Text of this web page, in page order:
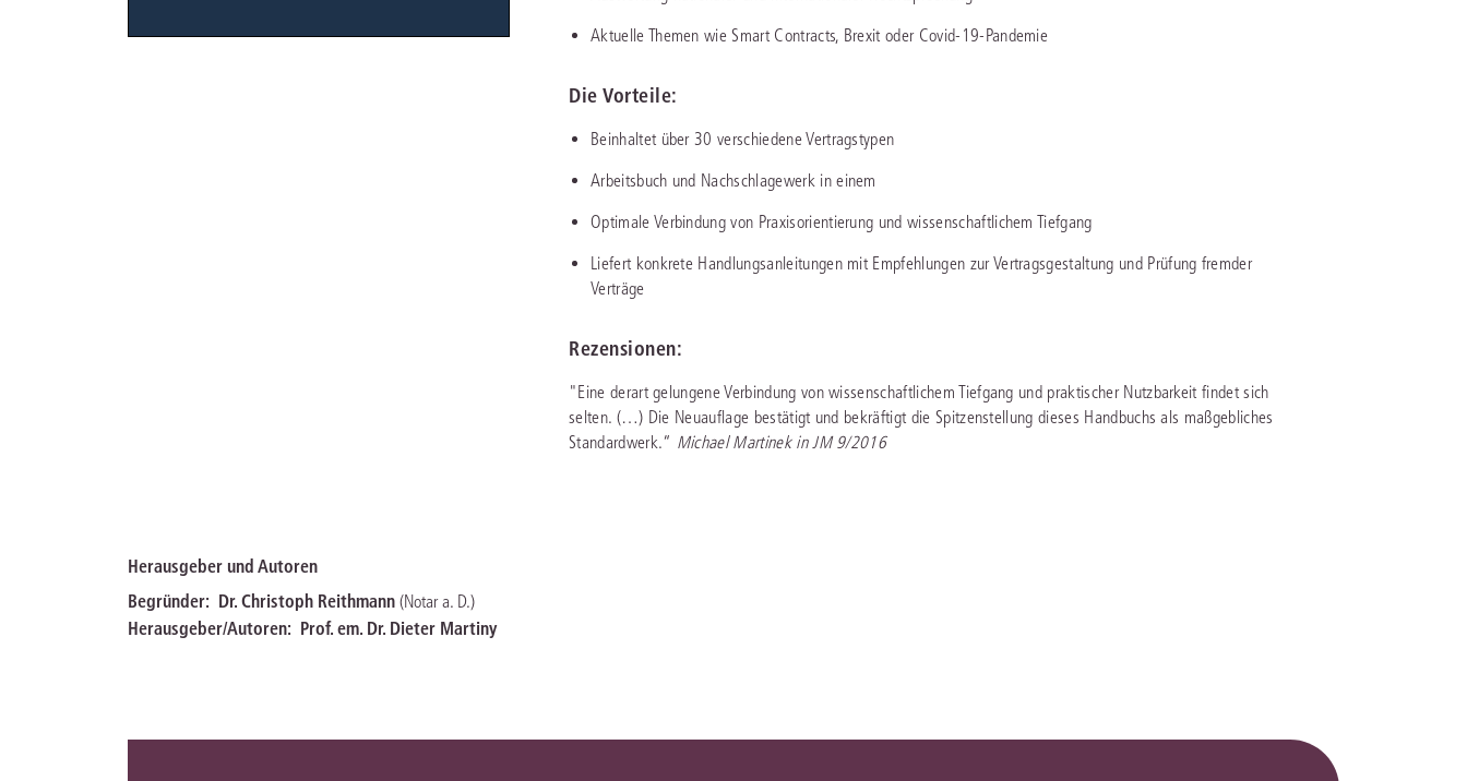
Kanzleimanagement
Medizinrecht
Miet- und Wohneigentumsrecht
Aktuelle Themen wie Smart Contracts, Brexit oder Covid-19-Pandemie
Die Vorteile:
Beinhaltet über 30 verschiedene Vertragstypen
Arbeitsbuch und Nachschlagewerk in einem
Optimale Verbindung von Praxisorientierung und wissenschaftlichem Tiefgang
Liefert konkrete Handlungsanleitungen mit Empfehlungen zur Vertragsgestaltung und Prüfung fremder
Verträge
Rezensionen:
"Eine derart gelungene Verbindung von wissenschaftlichem Tiefgang und praktischer Nutzbarkeit findet sich
selten. (…) Die Neuauflage bestätigt und bekräftigt die Spitzenstellung dieses Handbuchs als maßgebliches
Standardwerk.“ Michael Martinek in JM 9/2016
Herausgeber und Autoren
Begründer: Dr. Christoph Reithmann (Notar a. D.)
Herausgeber/Autoren: Prof. em. Dr. Dieter Martiny